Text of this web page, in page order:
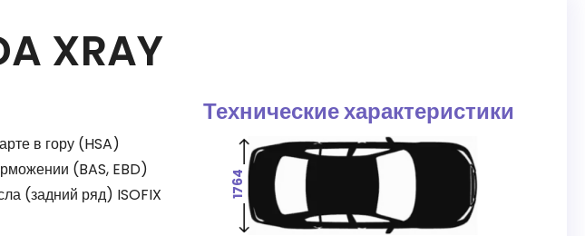
XRAY
в гору (HSA)
(BAS, EBD)
(задний ряд) ISOFIX
Технические характеристики
1764